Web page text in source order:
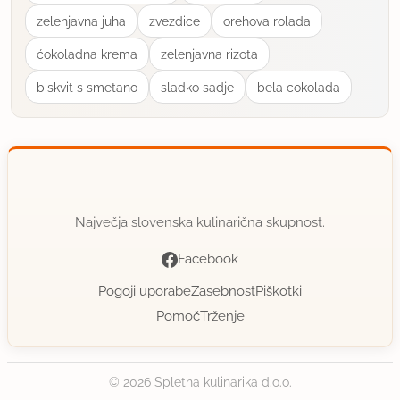
tjas
član od 2003 2436 sporočil
22.2.2006 ob 21:21
enega še za zgoraj.
Priprava je super preprosta, še bo na sporedu. Res
2436 sporočil
zelenjavna juha zvezdice orehova rolada
ćokoladna krema zelenjavna rizota
biskvit s smetano sladko sadje bela cokolada
Največja slovenska kulinarična skupnost.
Facebook
Pogoji uporabeZasebnostPiškotki
PomočTrženje
© 2026 Spletna kulinarika d.o.o.